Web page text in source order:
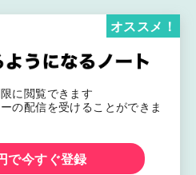
に閲覧できます
の配信を受けることができま
オススメ！
で今すぐ登録